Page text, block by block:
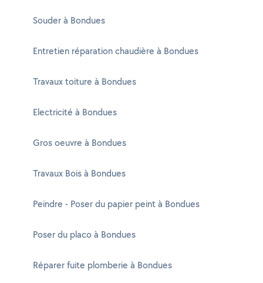
Souder à Bondues
Entretien réparation chaudière à Bondues
Travaux toiture à Bondues
Electricité à Bondues
Gros oeuvre à Bondues
Travaux Bois à Bondues
Peindre - Poser du papier peint à Bondues
Poser du placo à Bondues
Réparer fuite plomberie à Bondues